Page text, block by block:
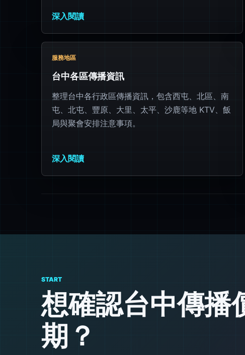
深入閱讀
服務地區
台中各區傳播資訊
整理台中各行政區傳播資訊，包含西屯、北區、南
屯、北屯、豐原、大里、太平、沙鹿等地 KTV、飯
局與聚會安排注意事項。
深入閱讀
START
想確認台中傳播
期？